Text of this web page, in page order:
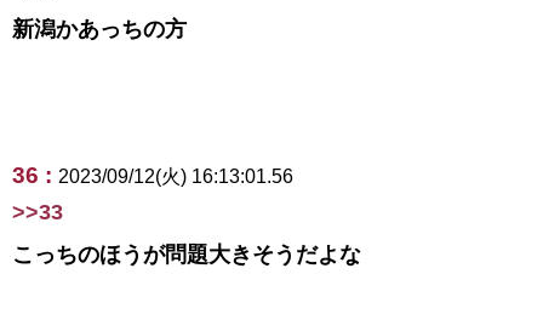
新潟かあっちの方
36 : 2023/09/12(火) 16:13:01.56
>>33
こっちのほうが問題大きそうだよな